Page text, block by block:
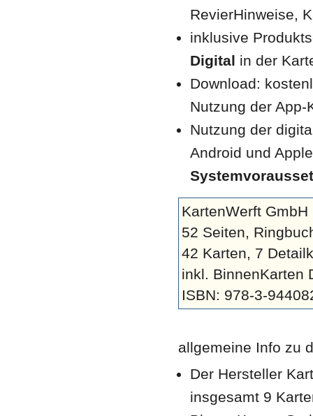
RevierHinweise,
inklusive
Digital in der
Download:
Nutzung der App-
Nutzung der
Android und
KartenWerft GmbH
52 Seiten,
42 Karten, 7
inkl. BinnenKarten
ISBN: 978-3-
allgemeine Info zu
Der Hersteller
insgesamt 9